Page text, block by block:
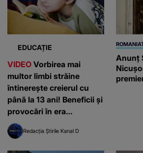
EDUCAȚIE
VIDEO Vorbirea mai
multor limbi străine
întinerește creierul cu
până la 13 ani! Beneficii și
provocări în era
inteligenței artificiale
Redacția Știrile Kanal D
Anunţ